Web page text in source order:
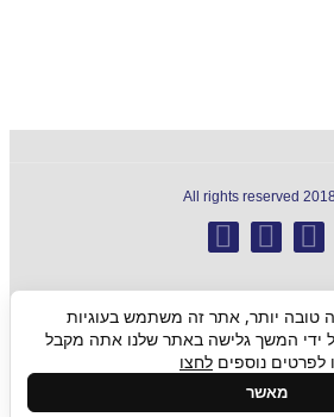
טובה יותר, אתר זה משתמש בעוגיות
ידי המשך גלישה באתר שלנו אתה מקבל
לפרטים נוספים לחצו
מאשר